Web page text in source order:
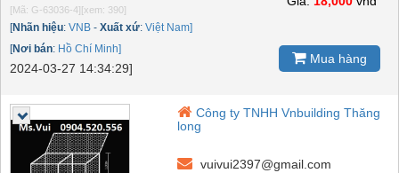
[Mã: G-63036-4] [xem: 390]
[Nhãn hiệu: VNB - Xuất xứ: Việt Nam]
[Nơi bán: Hồ Chí Minh]
2024-03-27 14:34:29]
Mua hàng
Công ty TNHH Vnbuilding Thăng
long
vuivui2397@gmail.com